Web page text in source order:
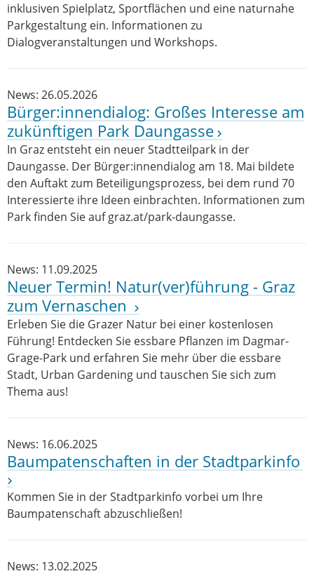
inklusiven Spielplatz, Sportflächen und eine naturnahe
Parkgestaltung ein. Informationen zu
Dialogveranstaltungen und Workshops.
News: 26.05.2026
Bürger:innendialog: Großes Interesse am
zukünftigen Park Daungasse
In Graz entsteht ein neuer Stadtteilpark in der
Daungasse. Der Bürger:innendialog am 18. Mai bildete
den Auftakt zum Beteiligungsprozess, bei dem rund 70
Interessierte ihre Ideen einbrachten. Informationen zum
Park finden Sie auf graz.at/park-daungasse.
News: 11.09.2025
Neuer Termin! Natur(ver)führung - Graz
zum Vernaschen
Erleben Sie die Grazer Natur bei einer kostenlosen
Führung! Entdecken Sie essbare Pflanzen im Dagmar-
Grage-Park und erfahren Sie mehr über die essbare
Stadt, Urban Gardening und tauschen Sie sich zum
Thema aus!
News: 16.06.2025
Baumpatenschaften in der Stadtparkinfo
Kommen Sie in der Stadtparkinfo vorbei um Ihre
Baumpatenschaft abzuschließen!
News: 13.02.2025